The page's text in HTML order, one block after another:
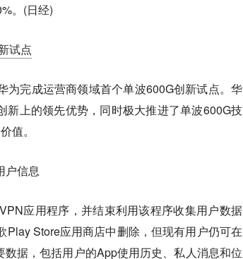
。(日经)
试点
完成运营商领域首个单波600G创新试点。华
上的领先优势，同时极大推进了单波600G技
值。
户信息
应用程序，并结束利用该程序收集用户数据
Store应用商店中删除，但现有用户仍可在
据，包括用户的App使用历史、私人消息和位